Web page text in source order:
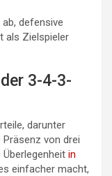
defensive
als Zielspieler
3-4-3-
darunter
von drei
in
einfacher macht,